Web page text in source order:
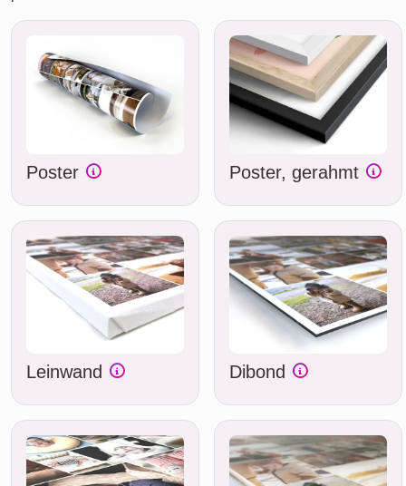
Poster Poster, gerahmt
Leinwand Dibond